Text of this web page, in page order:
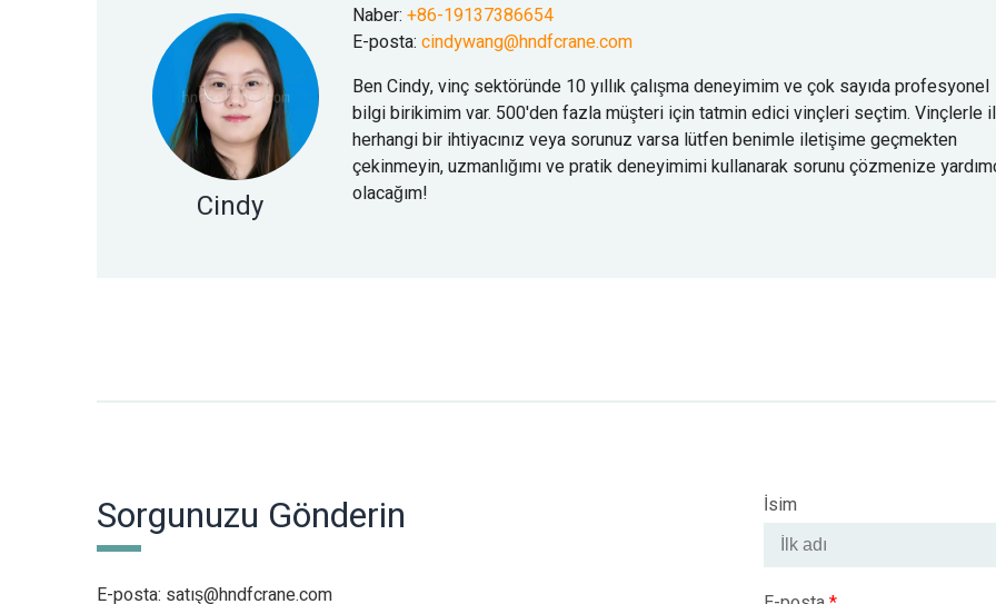
Cindy
Naber: +86-19137386654
E-posta: cindywang@hndfcrane.com
Ben Cindy, vinç sektöründe 10 yıllık çalışma deneyimim ve çok sayıda profesyonel
bilgi birikimim var. 500'den fazla müşteri için tatmin edici vinçleri seçtim. Vinçlerle
herhangi bir ihtiyacınız veya sorunuz varsa lütfen benimle iletişime geçmekten
çekinmeyin, uzmanlığımı ve pratik deneyimimi kullanarak sorunu çözmenize
olacağım!
Sorgunuzu Gönderin
E-posta: satış@hndfcrane.com
İsim